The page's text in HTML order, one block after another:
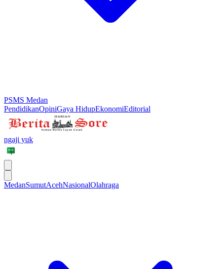
PSMS Medan
PendidikanOpiniGaya HidupEkonomiEditorial
ngaji yuk
MedanSumutAcehNasionalOlahraga